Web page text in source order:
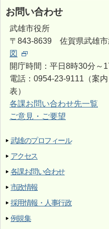
お問い合わせ
武雄市役所
〒843-8639 佐賀県武雄市
図
開庁時間：平日8時30分～
電話：0954-23-9111（案
表）
各課お問い合わせ先一覧
ご意見・ご要望
武雄のプロフィール
アクセス
各課お問い合わせ
市政情報
採用情報・人事行政
例規集